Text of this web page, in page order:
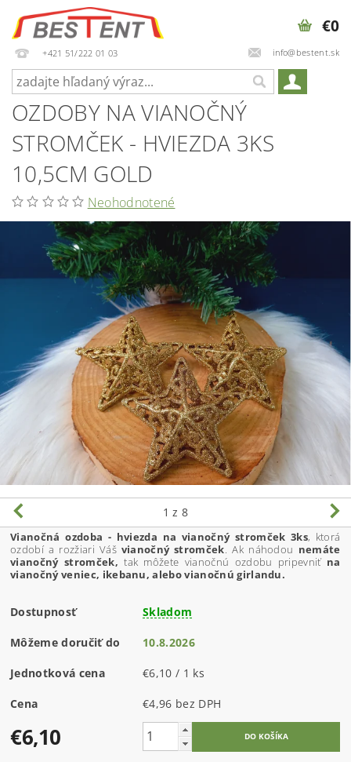
+421 51/222 01 03 info@bestent.sk
€0
OZDOBY NA VIANOČNÝ
STROMČEK - HVIEZDA 3KS
10,5CM GOLD
Neohodnotené
1 z 8
Vianočná ozdoba - hviezda na vianočný stromček 3ks, ktorá
ozdobí a rozžiari Vášvianočný stromček . Ak náhodou nemáte
vianočný stromček, tak môžete vianočnú ozdobu pripevniťna
vianočný veniec, ikebanu, alebo vianočnú girlandu.
Dostupnosť Skladom
Môžeme doručiť do 10.8.2026
Jednotková cena €6,10 / 1 ks
Cena €4,96 bez DPH
€6,10